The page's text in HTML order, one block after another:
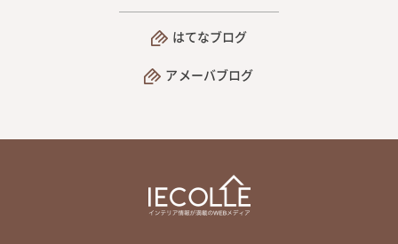
はてなブログ
アメーバブログ